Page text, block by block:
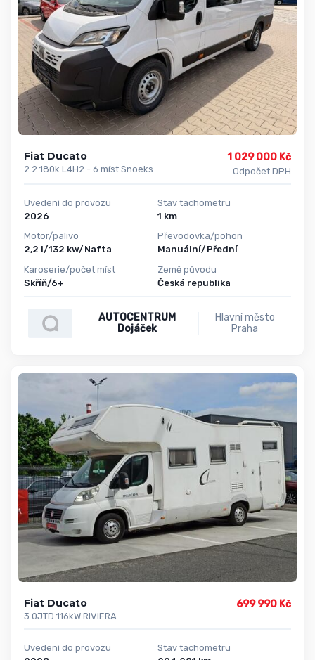
Fiat Ducato
2.2 180k L4H2 - 6 míst Snoeks
1 029 000 Kč
Odpočet DPH
Uvedení do provozu
2026
Motor/palivo
2,2 l/132 kw/Nafta
Karoserie/počet míst
Skříň/6+
Stav tachometru
1 km
Převodovka/pohon
Manuální/Přední
Země původu
Česká republika
AUTOCENTRUM
Dojáček
Hlavní město
Praha
Fiat Ducato
3.0JTD 116kW RIVIERA
699 990 Kč
Uvedení do provozu
Stav tachometru